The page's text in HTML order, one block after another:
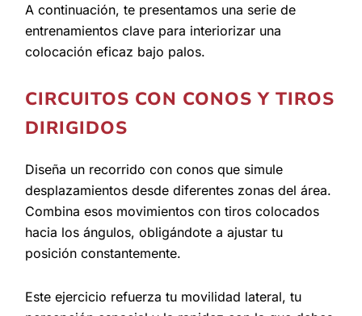
A continuación, te presentamos una serie de
entrenamientos clave para interiorizar una
colocación eficaz bajo palos.
CIRCUITOS CON CONOS Y TIROS
DIRIGIDOS
Diseña un recorrido con conos que simule
desplazamientos desde diferentes zonas del área.
Combina esos movimientos con tiros colocados
hacia los ángulos, obligándote a ajustar tu
posición constantemente.
Este ejercicio refuerza tu movilidad lateral, tu